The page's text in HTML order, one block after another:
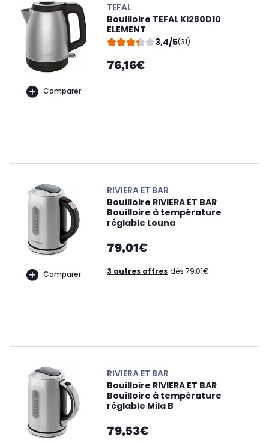
Comparer
TEFAL
Bouilloire TEFAL KI280D10
ELEMENT
3,4/5(31)
76,16€
Comparer
RIVIERA ET BAR
Bouilloire RIVIERA ET BAR
Bouilloire à température
réglable Louna
79,01€
3 autres offres dès 79,01€
RIVIERA ET BAR
Bouilloire RIVIERA ET BAR
Bouilloire à température
réglable Mila B
79,53€